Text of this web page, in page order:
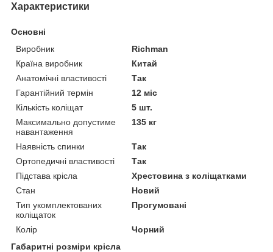
Характеристики
Основні
Виробник
Richman
Країна виробник
Китай
Анатомічні властивості
Так
Гарантійний термін
12 міс
Кількість коліщат
5 шт.
Максимально допустиме
навантаження
135 кг
Наявність спинки
Так
Ортопедичні властивості
Так
Підстава крісла
Хрестовина з коліщатками
Стан
Новий
Тип укомплектованих
коліщаток
Прогумовані
Колір
Чорний
Габаритні розміри крісла